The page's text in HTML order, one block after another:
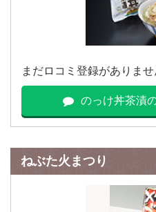
まだロコミ登録がありませ
のっけ丼茶漬
ねぶた火まつり